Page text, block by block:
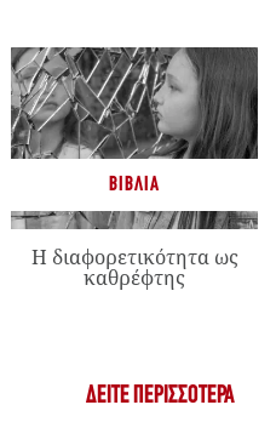
ΒΙΒΛΊΑ
Η διαφορετικότητα ως
καθρέφτης
ΔΕΊΤΕ ΠΕΡΙΣΣΌΤΕΡΑ